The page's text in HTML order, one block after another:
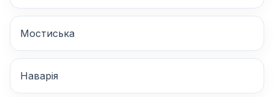
Мостиська
Наварія